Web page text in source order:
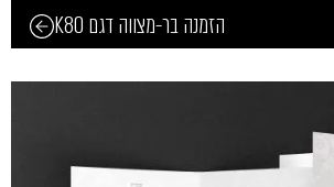
הזמנה בר-מצווה דגם K80